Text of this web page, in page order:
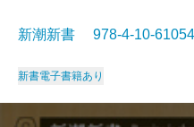
新潮新書 978-4-10-
新書電子書籍あり